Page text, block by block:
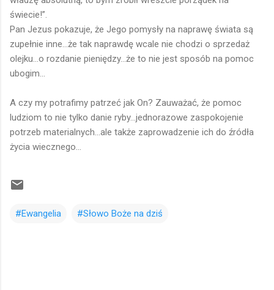
świecie!”.
Pan Jezus pokazuje, że Jego pomysły na naprawę świata są
zupełnie inne...że tak naprawdę wcale nie chodzi o sprzedaż
olejku...o rozdanie pieniędzy...że to nie jest sposób na pomoc
ubogim...
A czy my potrafimy patrzeć jak On? Zauważać, że pomoc
ludziom to nie tylko danie ryby...jednorazowe zaspokojenie
potrzeb materialnych...ale także zaprowadzenie ich do źródła
życia wiecznego...
#Ewangelia #Słowo Boże na dziś